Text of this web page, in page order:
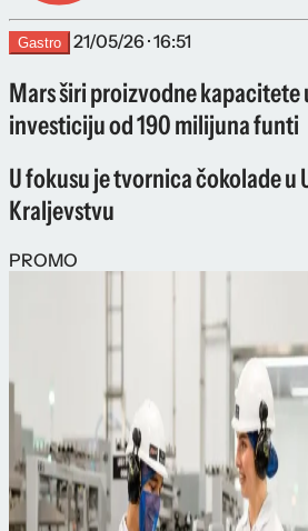
Gastro 21/05/26 · 16:51
Mars širi proizvodne kapacitete
investiciju od 190 milijuna funti
U fokusu je tvornica čokolade u
Kraljevstvu
PROMO